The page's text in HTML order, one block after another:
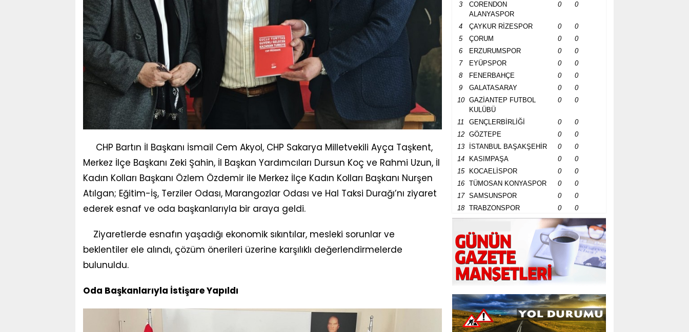
CHP Bartın İl Başkanı İsmail Cem Akyol, CHP Sakarya Milletvekili Ayça Taşkent,
Merkez İlçe Başkanı Zeki Şahin, İl Başkan Yardımcıları Dursun Koç ve Rahmi Uzun, İl
Kadın Kolları Başkanı Özlem Özdemir ile Merkez İlçe Kadın Kolları Başkanı Nurşen
Atılgan; Eğitim-İş, Terziler Odası, Marangozlar Odası ve Hal Taksi Durağı’nı ziyaret
ederek esnaf ve oda başkanlarıyla bir araya geldi.
Ziyaretlerde esnafın yaşadığı ekonomik sıkıntılar, mesleki sorunlar ve
beklentiler ele alındı, çözüm önerileri üzerine karşılıklı değerlendirmelerde
bulunuldu.
Oda Başkanlarıyla İstişare Yapıldı
3
CORENDON
ALANYASPOR
0 0
4 ÇAYKUR RİZESPOR 0
0
5
ÇORUM 0
0
6
ERZURUMSPOR 0
0
7
EYÜPSPOR 0
0
8
FENERBAHÇE 0
0
9
GALATASARAY 0
0
10
GAZİANTEP FUTBOL
KULÜBÜ
0 0
11 GENÇLERBİRLİĞİ 0
0
12
GÖZTEPE 0
0
13
İSTANBUL BAŞAKŞEHİR 0
0
14
KASIMPAŞA 0
0
15
KOCAELİSPOR 0
0
16
TÜMOSAN KONYASPOR 0
0
17
SAMSUNSPOR 0
0
18
TRABZONSPOR 0 0